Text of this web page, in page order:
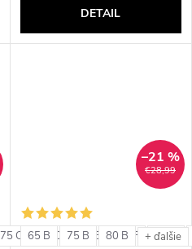
DETAIL
75 C 75 D 75 E 75 F 80 C
€28,99
–21 %
65 B 75 B 80 B + ďalšie